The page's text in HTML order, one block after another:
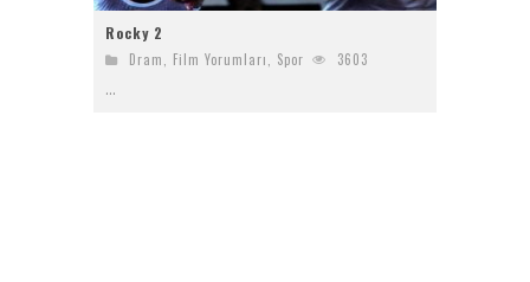
Rocky 2
Dram Film Yorumları Spor 3603
...